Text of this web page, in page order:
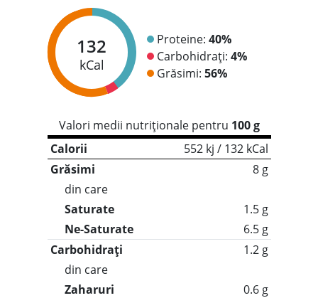
132
kCal
Proteine: 40%
Carbohidrați: 4%
Grăsimi: 56%
Valori medii nutriționale pentru 100 g
Calorii
552 kj / 132 kCal
Grăsimi
8 g
din care
Saturate
1.5 g
Ne-Saturate
6.5 g
Carbohidrați
1.2 g
din care
Zaharuri
0.6 g